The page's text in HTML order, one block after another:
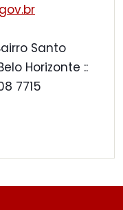
Santo
Horizonte ::
7715